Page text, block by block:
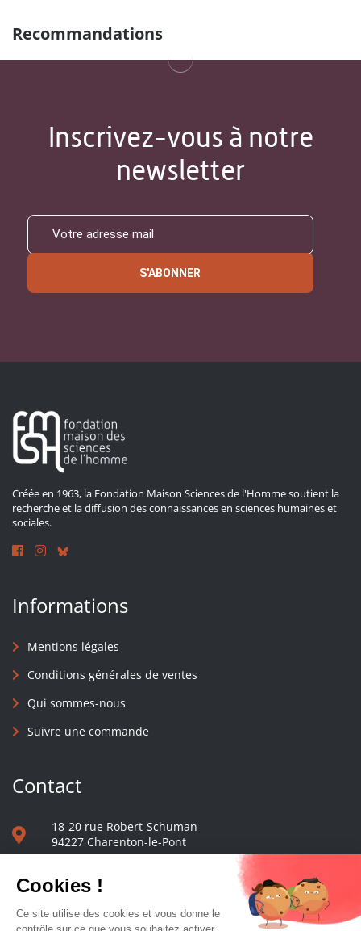
Recommandations
Inscrivez-vous à notre
newsletter
S'ABONNER
Créée en 1963, la Fondation Maison Sciences de l'Homme soutient la
recherche et la diffusion des connaissances en sciences humaines et
sociales.
Informations
Mentions légales
Conditions générales de ventes
Qui sommes-nous
Suivre une commande
Contact
18-20 rue Robert-Schuman
94227 Charenton-le-Pont